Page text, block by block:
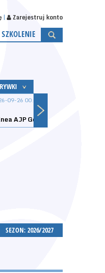
Zarejestruj konto
SZKOLENIE
09-26 00:00
SEZON: 2026/2027